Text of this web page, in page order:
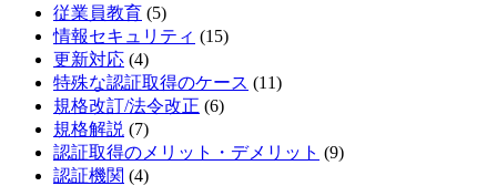
従業員教育 (5)
情報セキュリティ (15)
更新対応 (4)
特殊な認証取得のケース (11)
規格改訂/法令改正 (6)
規格解説 (7)
認証取得のメリット・デメリット (9)
認証機関 (4)